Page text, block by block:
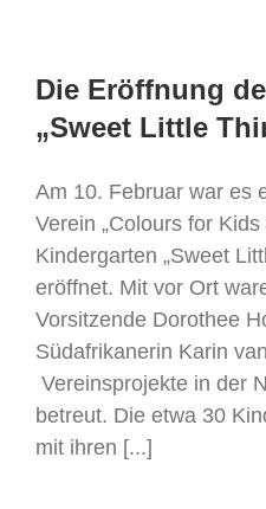
Die Eröffnung
„Sweet Little
Am 10. Februar war es
Verein „Colours for Kids
Kindergarten „Sweet
eröffnet. Mit vor Ort
Vorsitzende Dorothee
Südafrikanerin Karin
Vereinsprojekte in der
betreut. Die etwa 30
mit ihren [...]